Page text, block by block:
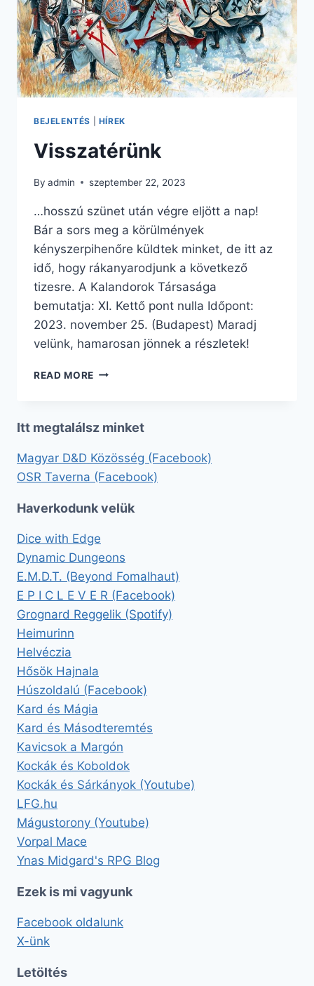
BEJELENTÉS HÍREK
Visszatérünk
By admin szeptember 22, 2023
…hosszú szünet után végre eljött a nap!
Bár a sors meg a körülmények
kényszerpihenőre küldtek minket, de itt az
idő, hogy rákanyarodjunk a következő
tizesre. A Kalandorok Társasága
bemutatja: XI. Kettő pont nulla Időpont:
2023. november 25. (Budapest) Maradj
velünk, hamarosan jönnek a részletek!
READ MORE VISSZATÉRÜNK
Itt megtalálsz minket
Magyar D&D Közösség (Facebook)
OSR Taverna (Facebook)
Haverkodunk velük
Dice with Edge
Dynamic Dungeons
E.M.D.T. (Beyond Fomalhaut)
E P I C L E V E R (Facebook)
Grognard Reggelik (Spotify)
Heimurinn
Helvéczia
Hősök Hajnala
Húszoldalú (Facebook)
Kard és Mágia
Kard és Másodteremtés
Kavicsok a Margón
Kockák és Koboldok
Kockák és Sárkányok (Youtube)
LFG.hu
Mágustorony (Youtube)
Vorpal Mace
Ynas Midgard's RPG Blog
Ezek is mi vagyunk
Facebook oldalunk
X-ünk
Letöltés